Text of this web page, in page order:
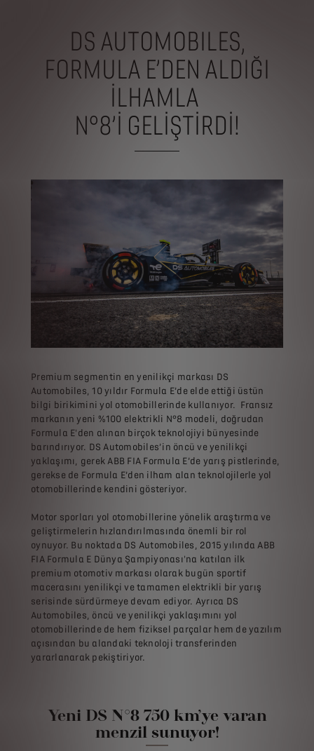
DS AUTOMOBILES,
FORMULA E’DEN ALDIĞI
İLHAMLA
N°8’I GELİŞTİRDİ!
Premium segmentin en yenilikçi markası DS
Automobiles, 10 yıldır Formula E’de elde ettiği üstün
bilgi birikimini yol otomobillerinde kullanıyor. Fransız
markanın yeni %100 elektrikli N°8 modeli, doğrudan
Formula E'den alınan birçok teknolojiyi bünyesinde
barındırıyor. DS Automobiles’in öncü ve yenilikçi
yaklaşımı, gerek ABB FIA Formula E’de yarış pistlerinde,
gerekse de Formula E’den ilham alan teknolojilerle yol
otomobillerinde kendini gösteriyor.
Motor sporları yol otomobillerine yönelik araştırma ve
geliştirmelerin hızlandırılmasında önemli bir rol
oynuyor. Bu noktada DS Automobiles, 2015 yılında ABB
FIA Formula E Dünya Şampiyonası'na katılan ilk
premium otomotiv markası olarak bugün sportif
macerasını yenilikçi ve tamamen elektrikli bir yarış
serisinde sürdürmeye devam ediyor. Ayrıca DS
Automobiles, öncü ve yenilikçi yaklaşımını yol
otomobillerinde de hem fiziksel parçalar hem de yazılım
açısından bu alandaki teknoloji transferinden
yararlanarak pekiştiriyor.
Yeni DS N°8 750 km’ye varan
menzil sunuyor!